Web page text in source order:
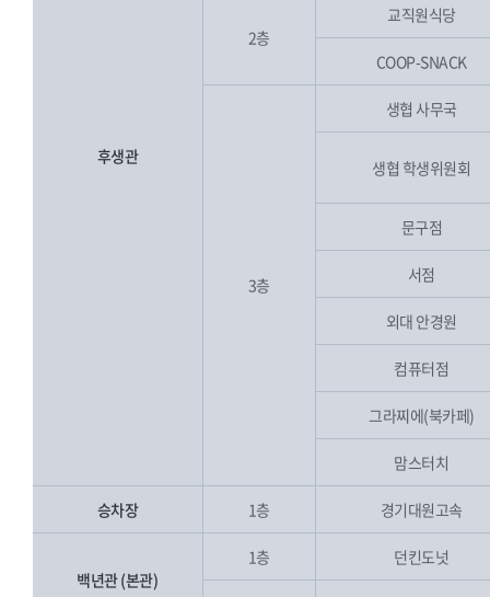
후생관
2층
교직원식당
COOP-SNACK
3층
생협 사무국
생협 학생위원회
문구점
서점
외대 안경원
컴퓨터점
그라찌에(북카페)
맘스터치
승차장 1층 경기대원고속
백년관 (본관)
1층 던킨도넛